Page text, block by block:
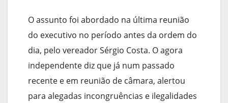
O assunto foi abordado na última reunião
do executivo no período antes da ordem do
dia, pelo vereador Sérgio Costa. O agora
independente diz que já num passado
recente e em reunião de câmara, alertou
para alegadas incongruências e ilegalidades